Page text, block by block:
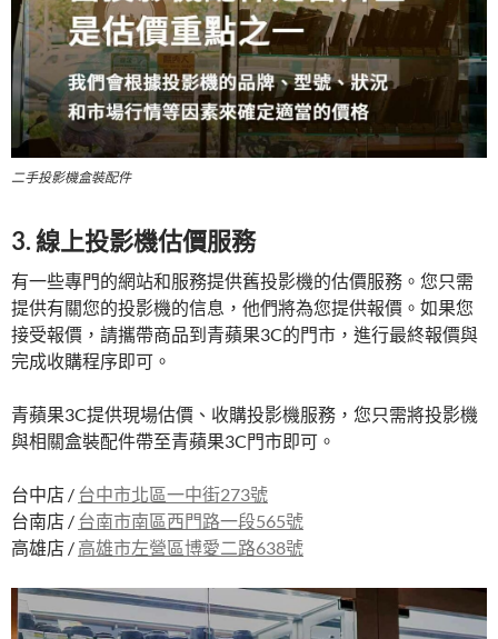
二手投影機盒裝配件
3. 線上投影機估價服務
有一些專門的網站和服務提供舊投影機的估價服務。您只需
提供有關您的投影機的信息，他們將為您提供報價。如果您
接受報價，請攜帶商品到青蘋果3C的門市，進行最終報價與
完成收購程序即可。
青蘋果3C提供現場估價、收購投影機服務，您只需將投影機
與相關盒裝配件帶至青蘋果3C門市即可。
台中店 / 台中市北區一中街273號
台南店 / 台南市南區西門路一段565號
高雄店 / 高雄市左營區博愛二路638號